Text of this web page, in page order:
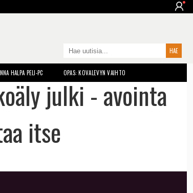
HALPA PELI-PC OPAS: KOVALEVYN VAIHTO
julki - avointa
itse